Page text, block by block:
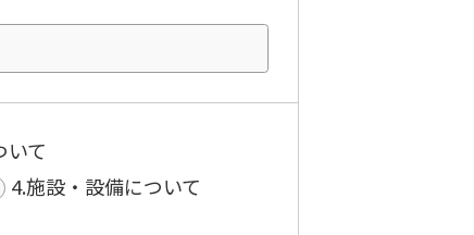
いて
4.施設・設備について